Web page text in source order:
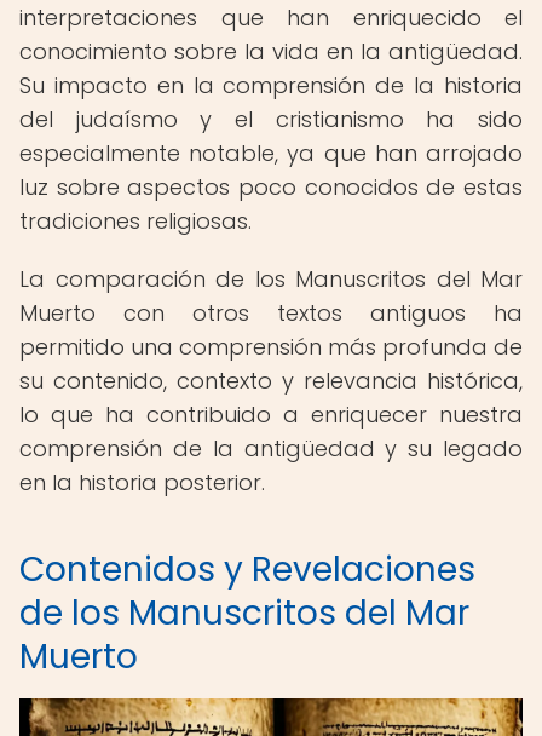
interpretaciones que han enriquecido el
conocimiento sobre la vida en la antigüedad.
Su impacto en la comprensión de la historia
del judaísmo y el cristianismo ha sido
especialmente notable, ya que han arrojado
luz sobre aspectos poco conocidos de estas
tradiciones religiosas.
La comparación de los Manuscritos del Mar
Muerto con otros textos antiguos ha
permitido una comprensión más profunda de
su contenido, contexto y relevancia histórica,
lo que ha contribuido a enriquecer nuestra
comprensión de la antigüedad y su legado
en la historia posterior.
Contenidos y Revelaciones
de los Manuscritos del Mar
Muerto